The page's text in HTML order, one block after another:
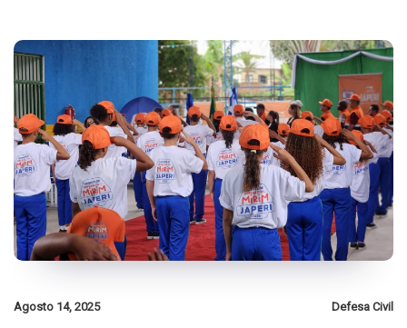
Agosto 14, 2025 Defesa Civil